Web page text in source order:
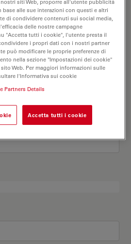
siti Web, proporre all'utente pubblicità
alle sue interazioni con questi e altri
di condividere contenuti sui social media,
delle nostre campagne
"Accetta tutti i cookie", l'utente presta il
i propri dati con i nostri partner
può modificare le proprie preferenze di
nella sezione "Impostazioni dei cookie"
Web. Per maggiori informazioni sulle
l'Informativa sui cookie
Partners Details
Accetta tutti i cookie